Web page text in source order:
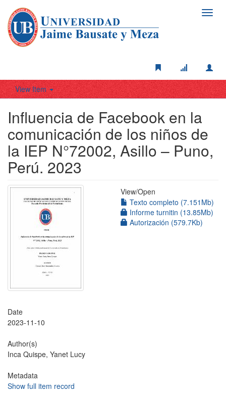
View Item
Influencia de Facebook en la
comunicación de los niños de
la IEP N°72002, Asillo – Puno,
Perú. 2023
View/Open
Texto completo (7.151Mb)
Informe turnitin (13.85Mb)
Autorización (579.7Kb)
Date
2023-11-10
Author(s)
Inca Quispe, Yanet Lucy
Metadata
Show full item record